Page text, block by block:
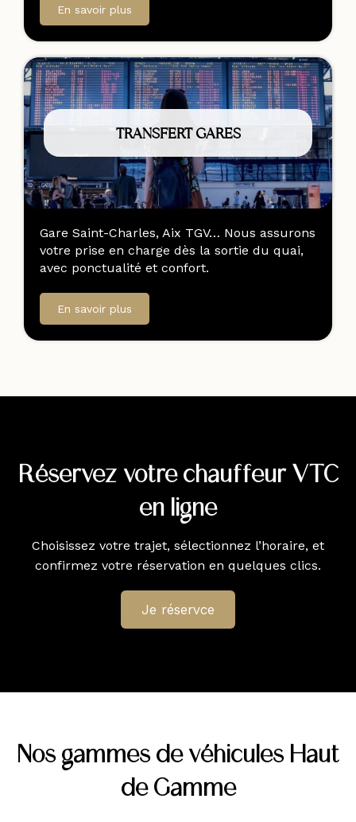
En savoir plus
TRANSFERT GARES
Gare Saint-Charles, Aix TGV… Nous assurons
votre prise en charge dès la sortie du quai,
avec ponctualité et confort.
En savoir plus
Réservez votre chauffeur VTC
en ligne
Choisissez votre trajet, sélectionnez l’horaire, et
confirmez votre réservation en quelques clics.
Je réservce
Nos gammes de véhicules Haut
de Gamme